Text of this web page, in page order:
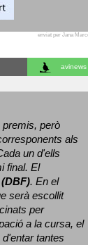
enviat per Jana
avinews
però
als
un d'ells
final.
El
. En el
serà escollit
per
a la cursa, el
tantes